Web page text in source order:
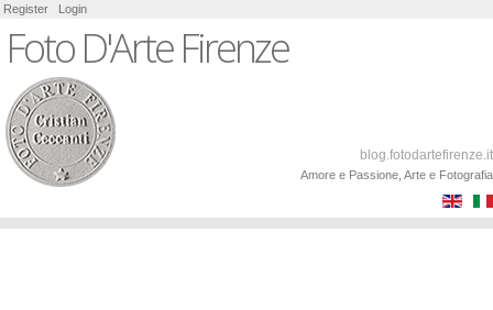
Register Login
Foto D'Arte Firenze
blog.fotodartefirenze.it
Amore e Passione, Arte e Fotografia